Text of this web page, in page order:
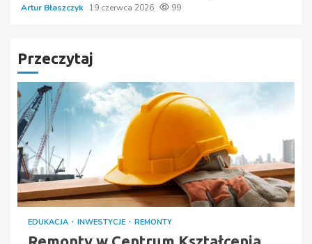
Artur Błaszczyk 19 czerwca 2026 99
Przeczytaj
EDUKACJA INWESTYCJE REMONTY